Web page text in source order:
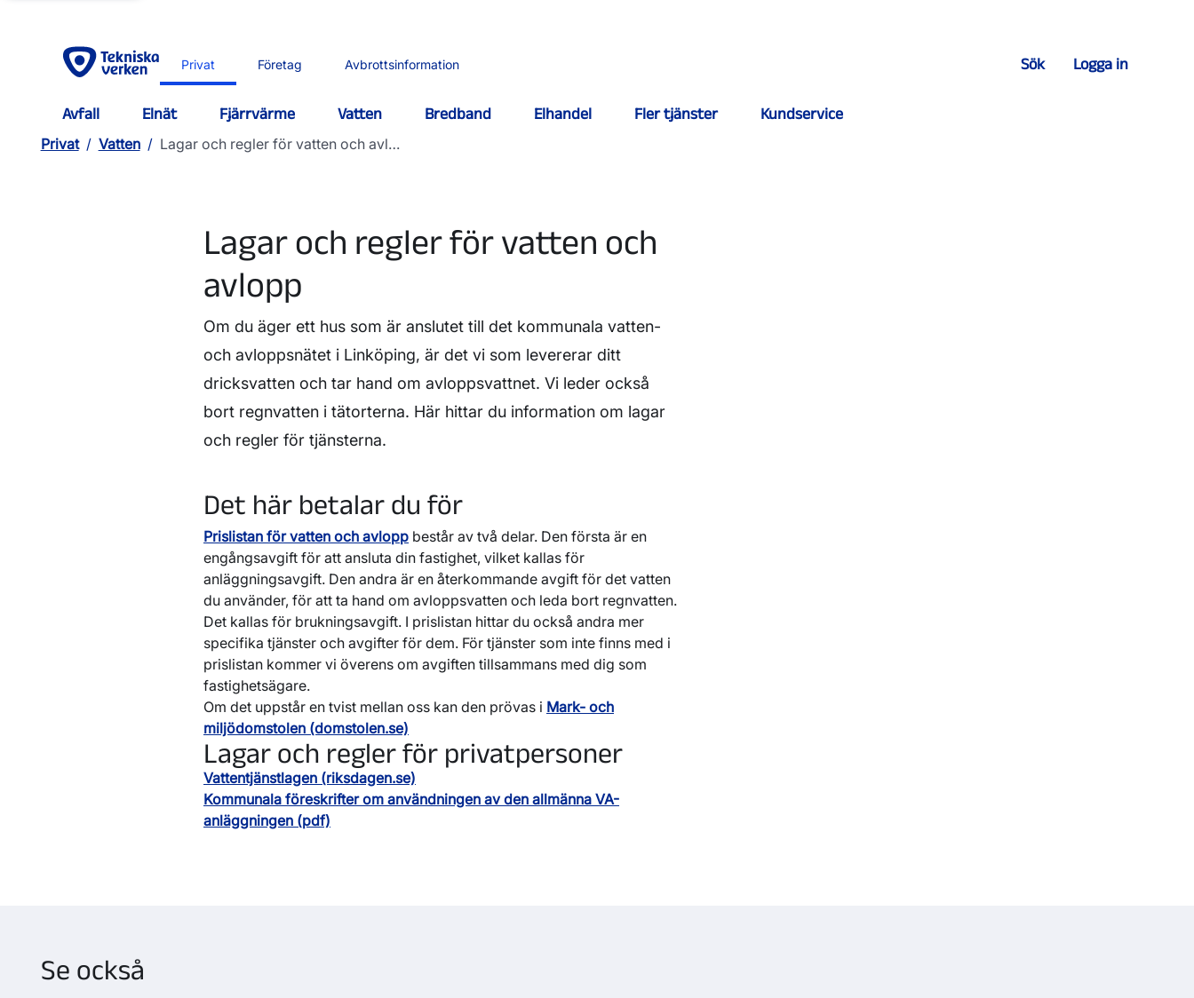
Privat Företag Avbrottsinformation Sök Logga in
Avfall Elnät Fjärrvärme Vatten Bredband Elhandel Fler tjänster
Kundservice
Privat / Vatten / Lagar och regler för vatten och avl…
Lagar och regler för vatten och
avlopp
Om du äger ett hus som är anslutet till det kommunala vatten-
och avloppsnätet i Linköping, är det vi som levererar ditt
dricksvatten och tar hand om avloppsvattnet. Vi leder också
bort regnvatten i tätorterna. Här hittar du information om lagar
och regler för tjänsterna.
Det här betalar du för
Prislistan för vatten och avlopp består av två delar. Den första är en
engångsavgift för att ansluta din fastighet, vilket kallas för
anläggningsavgift. Den andra är en återkommande avgift för det vatten
du använder, för att ta hand om avloppsvatten och leda bort regnvatten.
Det kallas för brukningsavgift. I prislistan hittar du också andra mer
specifika tjänster och avgifter för dem. För tjänster som inte finns med i
prislistan kommer vi överens om avgiften tillsammans med dig som
fastighetsägare.
Om det uppstår en tvist mellan oss kan den prövas i Mark- och
miljödomstolen (domstolen.se)
Lagar och regler för privatpersoner
Vattentjänstlagen (riksdagen.se)
Kommunala föreskrifter om användningen av den allmänna VA-
anläggningen (pdf)
Se också